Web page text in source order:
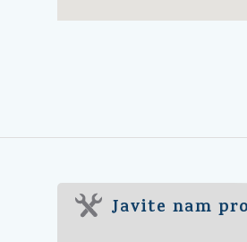
Javite nam